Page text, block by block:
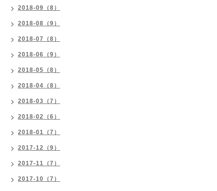
2018-09（8）
2018-08（9）
2018-07（8）
2018-06（9）
2018-05（8）
2018-04（8）
2018-03（7）
2018-02（6）
2018-01（7）
2017-12（9）
2017-11（7）
2017-10（7）